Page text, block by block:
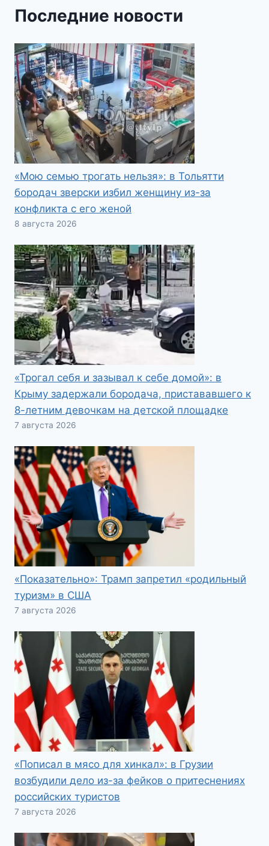
Последние новости
«Мою семью трогать нельзя»: в Тольятти
бородач зверски избил женщину из-за
конфликта с его женой
8 августа 2026
«Трогал себя и зазывал к себе домой»: в
Крыму задержали бородача, пристававшего к
8-летним девочкам на детской площадке
7 августа 2026
«Показательно»: Трамп запретил «родильный
туризм» в США
7 августа 2026
«Пописал в мясо для хинкал»: в Грузии
возбудили дело из-за фейков о притеснениях
российских туристов
7 августа 2026